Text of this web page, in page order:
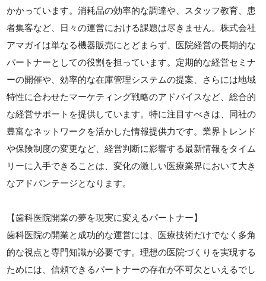
かかっています。消耗品の効率的な調達や、スタッフ教育、患
者集客など、日々の運営における課題は尽きません。株式会社
アマガイは単なる機器販売にとどまらず、医院経営の長期的な
パートナーとしての役割を担っています。定期的な経営セミナ
ーの開催や、効率的な在庫管理システムの提案、さらには地域
特性に合わせたマーケティング戦略のアドバイスなど、総合的
な経営サポートを提供しています。特に注目すべきは、同社の
豊富なネットワークを活かした情報提供力です。業界トレンド
や保険制度の変更など、経営判断に影響する最新情報をタイム
リーに入手できることは、変化の激しい医療業界において大き
なアドバンテージとなります。
【歯科医院開業の夢を現実に変えるパートナー】
歯科医院の開業と成功的な運営には、医療技術だけでなく多角
的な視点と専門知識が必要です。理想の医院づくりを実現する
ためには、信頼できるパートナーの存在が不可欠といえるでし